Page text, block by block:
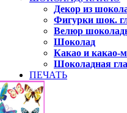
Декор из
Фигурки шок.
Велюр
Шоколад
Какао и какао-
Шоколадная
ПЕЧАТЬ